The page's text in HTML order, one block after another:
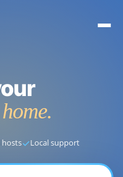
home.
✓Local support